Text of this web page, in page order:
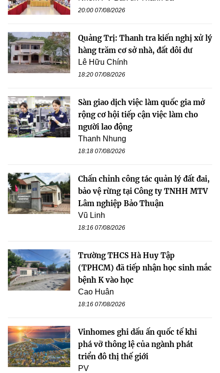
20:00 07/08/2026
Quảng Trị: Thanh tra kiến nghị xử lý
hàng trăm cơ sở nhà, đất dôi dư
Lê Hữu Chính
18:20 07/08/2026
Sàn giao dịch việc làm quốc gia mở
rộng cơ hội tiếp cận việc làm cho
người lao động
Thanh Nhung
18:18 07/08/2026
Chấn chỉnh công tác quản lý đất đai,
bảo vệ rừng tại Công ty TNHH MTV
Lâm nghiệp Bảo Thuận
Vũ Linh
18:16 07/08/2026
Trường THCS Hà Huy Tập
(TPHCM) đã tiếp nhận học sinh mắc
bệnh K vào học
Cao Huân
18:16 07/08/2026
Vinhomes ghi dấu ấn quốc tế khi
phá vỡ thông lệ của ngành phát
triển đô thị thế giới
PV